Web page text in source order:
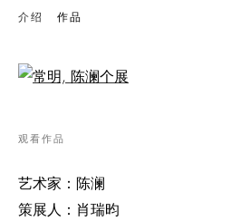
介绍
作品
观看作品
艺术家：陈澜
策展人：肖瑞昀